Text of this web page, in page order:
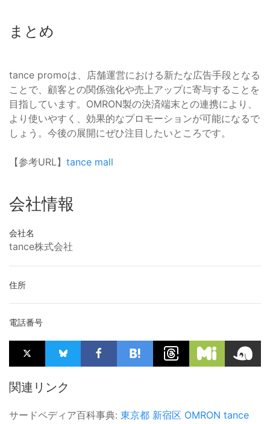
まとめ
tance promoは、店舗運営における新たな広告手段となる
ことで、顧客との関係強化や売上アップに寄与することを
目指しています。OMRON製の決済端末との連携により、
より使いやすく、効果的なプロモーションが可能になるで
しょう。今後の展開にぜひ注目したいところです。
【参考URL】 tance mall
会社情報
会社名
tance株式会社
住所
電話番号
関連リンク
サードペディア百科事典: 東京都 新宿区 OMRON tance